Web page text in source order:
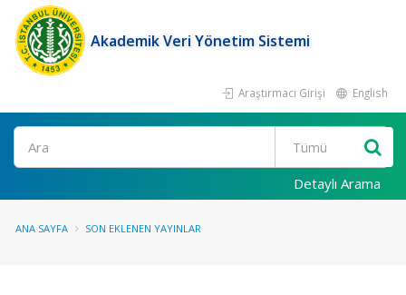
Akademik Veri Yönetim Sistemi
Araştırmacı Girişi English
Ara
Detaylı Arama
ANA SAYFA SON EKLENEN YAYINLAR